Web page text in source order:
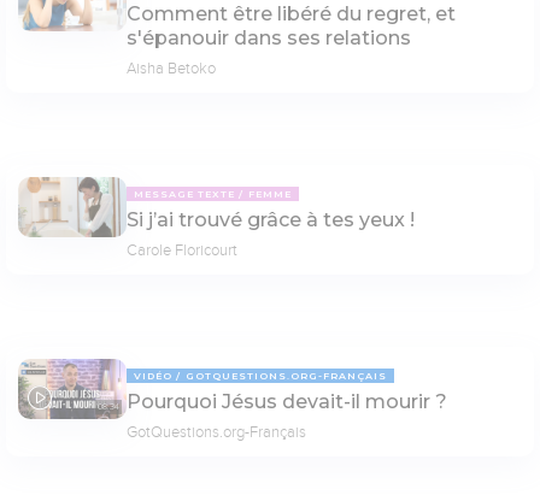
Comment être libéré du regret, et
s'épanouir dans ses relations
Aisha Betoko
MESSAGE TEXTE FEMME
Si j’ai trouvé grâce à tes yeux !
Carole Floricourt
08:34
VIDÉO GOTQUESTIONS.ORG-FRANÇAIS
Pourquoi Jésus devait-il mourir ?
GotQuestions.org-Français